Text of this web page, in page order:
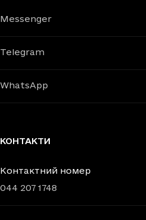
Messenger
Telegram
WhatsApp
КОНТАКТИ
Контактний номер
044 207 1748